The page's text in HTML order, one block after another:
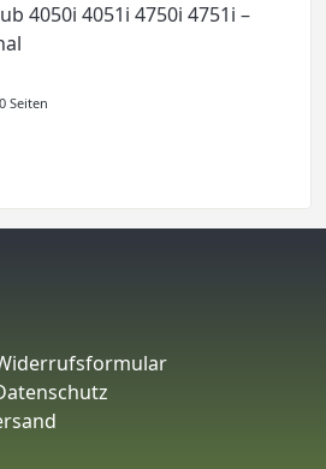
4050i 4051i 4750i 4751i –
Seiten